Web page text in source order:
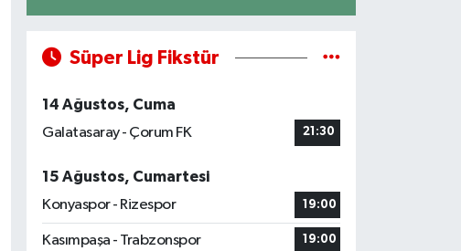
Süper Lig Fikstür
14 Ağustos, Cuma
Galatasaray - Çorum FK
21:30
15 Ağustos, Cumartesi
Konyaspor - Rizespor
19:00
Kasımpaşa - Trabzonspor 19:00